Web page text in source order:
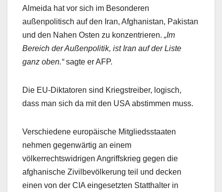
Almeida hat vor sich im Besonderen
außenpolitisch auf den Iran, Afghanistan, Pakistan
und den Nahen Osten zu konzentrieren. „Im
Bereich der Außenpolitik, ist Iran auf der Liste
ganz oben.“sagte er AFP.
Die EU-Diktatoren sind Kriegstreiber, logisch,
dass man sich da mit den USA abstimmen muss.
Verschiedene europäische Mitgliedsstaaten
nehmen gegenwärtig an einem
völkerrechtswidrigen Angriffskrieg gegen die
afghanische Zivilbevölkerung teil und decken
einen von der CIA eingesetzten Statthalter in